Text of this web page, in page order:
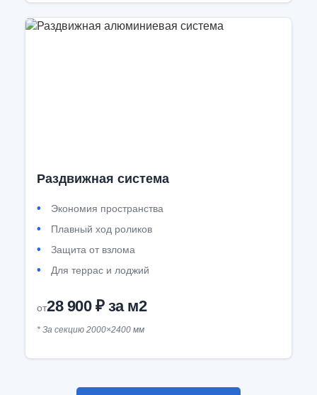
Раздвижная система
Экономия пространства
Плавный ход роликов
Защита от взлома
Для террас и лоджий
от28 900 ₽ за м2
* За секцию 2000×2400 мм